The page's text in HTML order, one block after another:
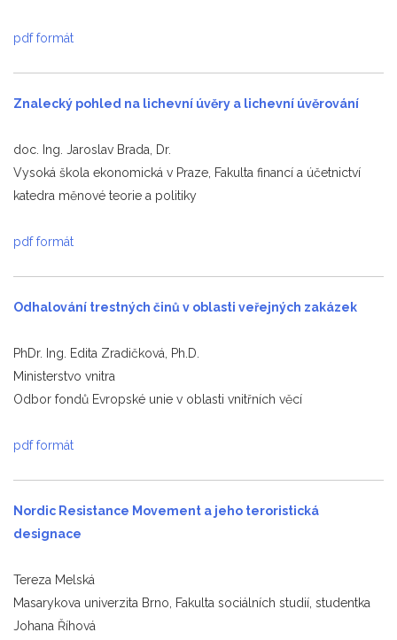
pdf formát
Znalecký pohled na lichevní úvěry a lichevní úvěrování
doc. Ing. Jaroslav Brada, Dr.
Vysoká škola ekonomická v Praze, Fakulta financí a účetnictví
katedra měnové teorie a politiky
pdf formát
Odhalování trestných činů v oblasti veřejných zakázek
PhDr. Ing. Edita Zradičková, Ph.D.
Ministerstvo vnitra
Odbor fondů Evropské unie v oblasti vnitřních věcí
pdf formát
Nordic Resistance Movement a jeho teroristická
designace
Tereza Melská
Masarykova univerzita Brno, Fakulta sociálních studií, studentka
Johana Říhová